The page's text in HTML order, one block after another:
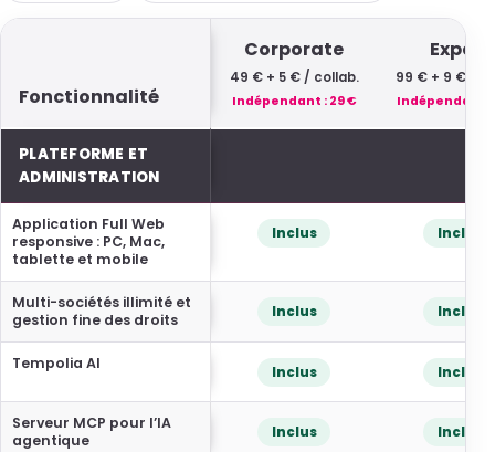
Fonctionnalité
Corporate
49 € + 5 € / collab.
Indépendant : 29 €
Expert
99 € + 9 € /
Indépendant :
PLATEFORME ET
ADMINISTRATION
Application Full Web
responsive : PC, Mac,
tablette et mobile
Inclus Inclus
Multi-sociétés illimité et
gestion fine des droits
Inclus Inclus
Tempolia AI Inclus Inclus
Serveur MCP pour l’IA
agentique
Inclus Inclus